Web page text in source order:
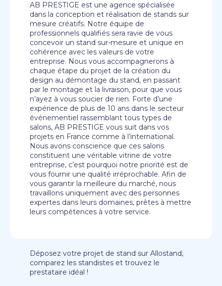
AB PRESTIGE est une agence spécialisée
dans la conception et réalisation de stands sur
mesure créatifs. Notre équipe de
professionnels qualifiés sera ravie de vous
concevoir un stand sur-mesure et unique en
cohérence avec les valeurs de votre
entreprise. Nous vous accompagnerons à
chaque étape du projet de la création du
design au démontage du stand, en passant
par le montage et la livraison, pour que vous
n’ayez à vous soucier de rien. Forte d’une
expérience de plus de 10 ans dans le secteur
événementiel rassemblant tous types de
salons, AB PRESTIGE vous suit dans vos
projets en France comme à l’international.
Nous avons conscience que ces salons
constituent une véritable vitrine de votre
entreprise, c’est pourquoi notre priorité est de
vous fournir une qualité irréprochable. Afin de
vous garantir la meilleure du marché, nous
travaillons uniquement avec des personnes
expertes dans leurs domaines, prêtes à mettre
leurs compétences à votre service.
Déposez votre projet de stand sur Allostand,
comparez les standistes et trouvez le
prestataire idéal !